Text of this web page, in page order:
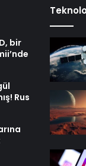
bir
Rus